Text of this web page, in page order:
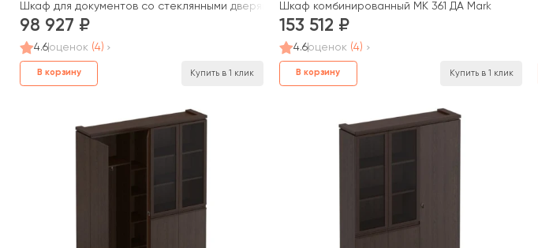
Шкаф для документов со стеклянными дверями МК 378 Mark
98 927
4.6оценок (4)
В корзину Купить в 1 клик
Шкаф комбинированный МК 361 ДА Mark
153 512
4.6оценок (4)
В корзину Купить в 1 клик